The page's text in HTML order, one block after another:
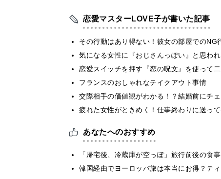
恋愛マスターLOVE子が書いた記事
その行動はあり得ない！彼女の部屋でのNG
気になる女性に『おじさんっぽい』と思わ
恋愛スイッチを押す『恋の呪文』を使って
フランスのおしゃれなテイクアウト事情
交際相手の価値観がわかる！？結婚前にチ
疲れた女性がときめく！仕事終わりに送って
あなたへのおすすめ
「帰宅後、冷蔵庫が空っぽ」旅行前後の
韓国経由でヨーロッパ旅は本当にお得？テ